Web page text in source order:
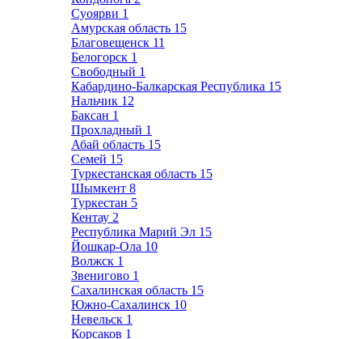
Суоярви 1
Амурская область 15
Благовещенск 11
Белогорск 1
Свободный 1
Кабардино-Балкарская Республика 15
Нальчик 12
Баксан 1
Прохладный 1
Абай область 15
Семей 15
Туркестанская область 15
Шымкент 8
Туркестан 5
Кентау 2
Республика Марий Эл 15
Йошкар-Ола 10
Волжск 1
Звенигово 1
Сахалинская область 15
Южно-Сахалинск 10
Невельск 1
Корсаков 1